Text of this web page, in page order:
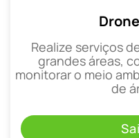
Realize serviços
grandes áreas,
monitorar o meio
de